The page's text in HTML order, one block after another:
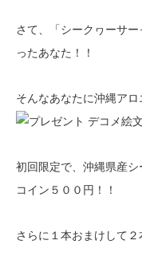
さて、「シークヮーサー
ったあなた！！
そんなあなたに沖縄ア
初回限定で、沖縄県産
コイン５００円！！
さらに１本おまけして２